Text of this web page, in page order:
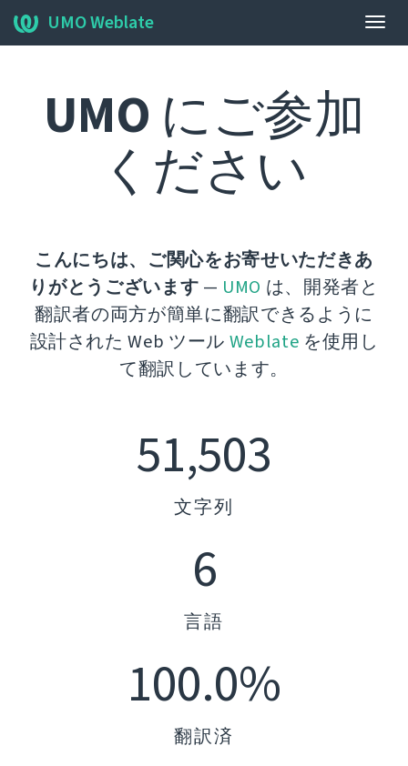
ナ
ビ
UMO Weblate
UMO にご参加
ください
こんにちは、ご関心をお寄せいただきあ
りがとうございます — UMO は、開発者と
翻訳者の両方が簡単に翻訳できるように
設計された Web ツール Weblate を使用し
て翻訳しています。
51,503
文字列
6
言語
100.0%
翻訳済